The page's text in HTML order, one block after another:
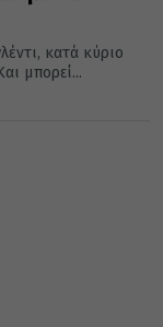
κατά κύριο
μπορεί...